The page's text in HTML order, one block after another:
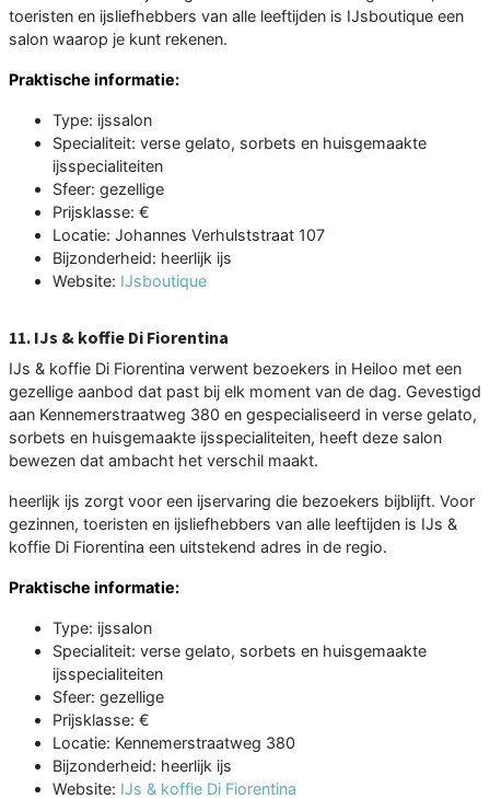
toeristen en ijsliefhebbers van alle leeftijden is IJsboutique een
salon waarop je kunt rekenen.
Praktische informatie:
Type: ijssalon
Specialiteit: verse gelato, sorbets en huisgemaakte
ijsspecialiteiten
Sfeer: gezellige
Prijsklasse: €
Locatie: Johannes Verhulststraat 107
Bijzonderheid: heerlijk ijs
Website: IJsboutique
11. IJs & koffie Di Fiorentina
IJs & koffie Di Fiorentina verwent bezoekers in Heiloo met een
gezellige aanbod dat past bij elk moment van de dag. Gevestigd
aan Kennemerstraatweg 380 en gespecialiseerd in verse gelato,
sorbets en huisgemaakte ijsspecialiteiten, heeft deze salon
bewezen dat ambacht het verschil maakt.
heerlijk ijs zorgt voor een ijservaring die bezoekers bijblijft. Voor
gezinnen, toeristen en ijsliefhebbers van alle leeftijden is IJs &
koffie Di Fiorentina een uitstekend adres in de regio.
Praktische informatie:
Type: ijssalon
Specialiteit: verse gelato, sorbets en huisgemaakte
ijsspecialiteiten
Sfeer: gezellige
Prijsklasse: €
Locatie: Kennemerstraatweg 380
Bijzonderheid: heerlijk ijs
Website: IJs & koffie Di Fiorentina